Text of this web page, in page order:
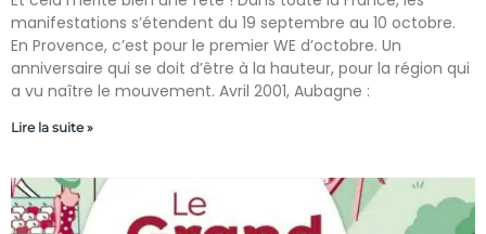
manifestations s’étendent du 19 septembre au 10 octobre.
En Provence, c’est pour le premier WE d’octobre. Un
anniversaire qui se doit d’être à la hauteur, pour la région qui
a vu naître le mouvement. Avril 2001, Aubagne :
Lire la suite »